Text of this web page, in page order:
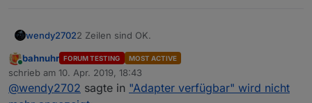
wendy27022 Zeilen sind OK.
Online
bahnuhr FORUM TESTING MOST ACTIVE
schrieb am 10. Apr. 2019, 18:43
zuletzt editiert von
@wendy2702 sagte in "Adapter verfügbar" wird nicht